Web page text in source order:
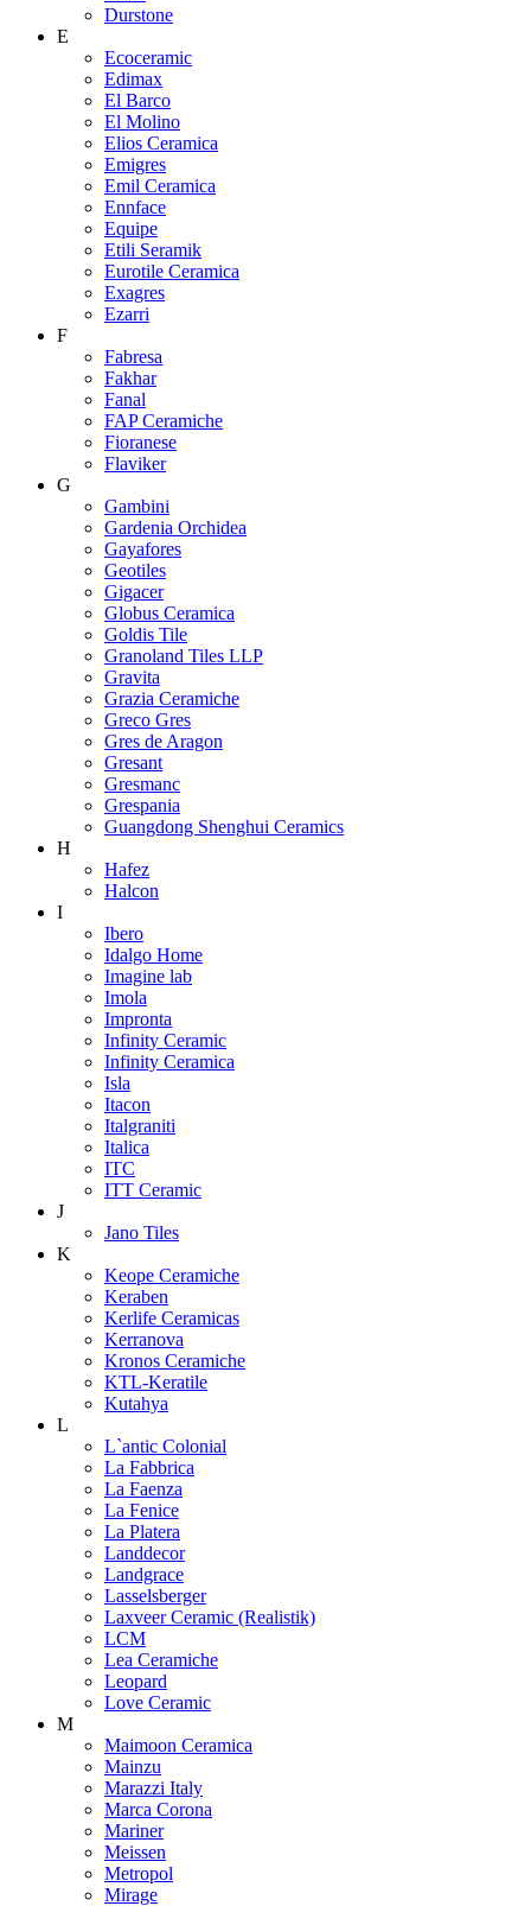
Durstone
E
Ecoceramic
Edimax
El Barco
El Molino
Elios Ceramica
Emigres
Emil Ceramica
Ennface
Equipe
Etili Seramik
Eurotile Ceramica
Exagres
Ezarri
F
Fabresa
Fakhar
Fanal
FAP Ceramiche
Fioranese
Flaviker
G
Gambini
Gardenia Orchidea
Gayafores
Geotiles
Gigacer
Globus Ceramica
Goldis Tile
Granoland Tiles LLP
Gravita
Grazia Ceramiche
Greco Gres
Gres de Aragon
Gresant
Gresmanc
Grespania
Guangdong Shenghui Ceramics
H
Hafez
Halcon
I
Ibero
Idalgo Home
Imagine lab
Imola
Impronta
Infinity Ceramic
Infinity Ceramica
Isla
Itacon
Italgraniti
Italica
ITC
ITT Ceramic
J
Jano Tiles
K
Keope Ceramiche
Keraben
Kerlife Ceramicas
Kerranova
Kronos Ceramiche
KTL-Keratile
Kutahya
L
L`antic Colonial
La Fabbrica
La Faenza
La Fenice
La Platera
Landdecor
Landgrace
Lasselsberger
Laxveer Ceramic (Realistik)
LCM
Lea Ceramiche
Leopard
Love Ceramic
M
Maimoon Ceramica
Mainzu
Marazzi Italy
Marca Corona
Mariner
Meissen
Metropol
Mirage